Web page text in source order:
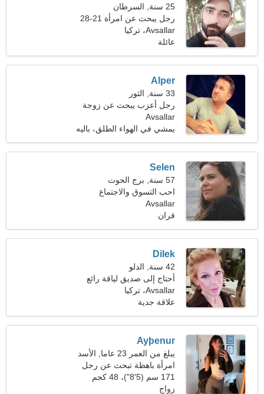
25 سنة, السرطان
رجل يبحث عن امرأة 21-28
Avsallar، تركيا
عائلة
Alper
33 سنة, الثور
رجل أعزب يبحث عن زوجة
Avsallar
يمشي في الهواء الطلق، باليه
Selen
57 سنة, برج الحوت
احب التسوق والاجتماع
Avsallar
قران
Dilek
42 سنة, الدلو
أحتاج إلى صديق لياقة رائع
Avsallar، تركيا
علاقة جدية
Ayþenur
يبلغ من العمر 23 عاما, الأسد
امرأة باهظة تبحث عن رجل
171 سم (5'8")، 48 كجم
(105 رطل)زواج